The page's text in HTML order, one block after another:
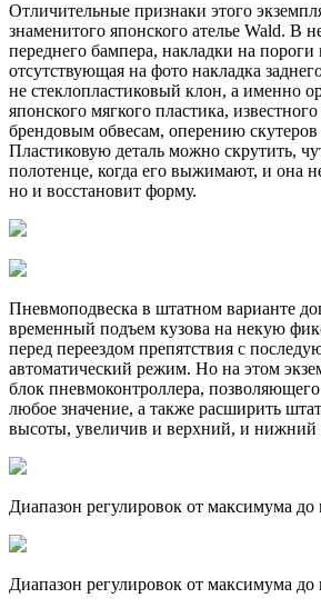
Отличительные признаки этого
знаменитого японского ателье Wald. В
переднего бампера, накладки на
отсутствующая на фото накладка
не стеклопластиковый клон, а именно
японского мягкого пластика,
брендовым обвесам, оперению
Пластиковую деталь можно скрутить,
полотенце, когда его выжимают, и она
но и восстановит форму.
Пневмоподвеска в штатном варианте
временный подъем кузова на некую
перед переездом препятствия с
автоматический режим. Но на этом
блок пневмоконтроллера,
любое значение, а также расширить
высоты, увеличив и верхний, и нижний
Диапазон регулировок от максимума
Диапазон регулировок от максимума